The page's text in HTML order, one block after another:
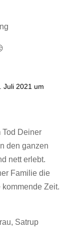
Juli 2021 um
Tod Deiner
den ganzen
nett erlebt.
Familie die
kommende Zeit.
Satrup